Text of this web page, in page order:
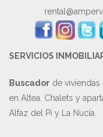
SERVICIOS
Buscador de viviendas
en Altea. Chalets y
Alfaz del Pi y La Nucía.